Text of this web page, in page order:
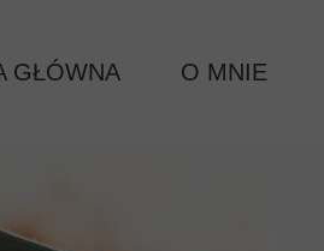
GŁÓWNA O MNIE